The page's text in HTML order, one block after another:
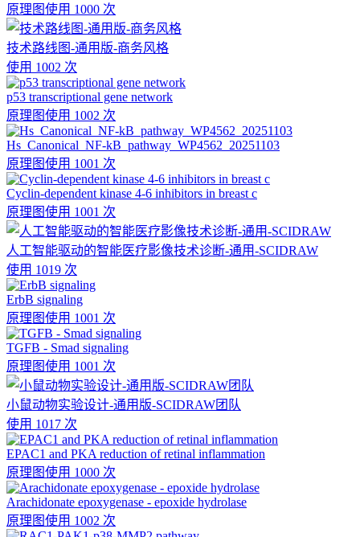
原理图使用 1000 次
技术路线图-通用版-商务风格
使用 1002 次
p53 transcriptional gene network
原理图使用 1002 次
Hs_Canonical_NF-kB_pathway_WP4562_20251103
原理图使用 1001 次
Cyclin-dependent kinase 4-6 inhibitors in breast c
原理图使用 1001 次
人工智能驱动的智能医疗影像技术诊断-通用-SCIDRAW
使用 1019 次
ErbB signaling
原理图使用 1001 次
TGFB - Smad signaling
原理图使用 1001 次
小鼠动物实验设计-通用版-SCIDRAW团队
使用 1017 次
EPAC1 and PKA reduction of retinal inflammation
原理图使用 1000 次
Arachidonate epoxygenase - epoxide hydrolase
原理图使用 1002 次